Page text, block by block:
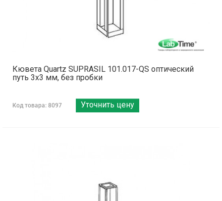
Кювета Quartz SUPRASIL 101.017-QS оптический
путь 3х3 мм, без пробки
Код товара: 8097 Уточнить цену